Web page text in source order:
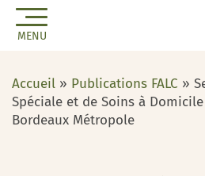
MENU
Accueil » Publications FALC »
Spéciale et de Soins à Domicile
Bordeaux Métropole